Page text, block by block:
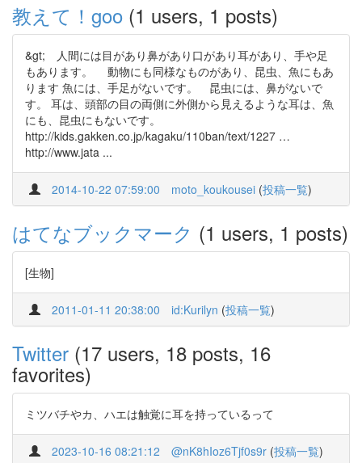
教えて！goo (1 users, 1 posts)
&gt; 人間には目があり鼻があり口があり耳があり、手や足
もあります。 動物にも同様なものがあり、昆虫、魚にもあ
ります 魚には、手足がないです。 昆虫には、鼻がないで
す。 耳は、頭部の目の両側に外側から見えるような耳は、魚
にも、昆虫にもないです。
http://kids.gakken.co.jp/kagaku/110ban/text/1227 …
http://www.jata ...
2014-10-22 07:59:00 moto_koukousei (投稿一覧)
はてなブックマーク (1 users, 1 posts)
[生物]
2011-01-11 20:38:00 id:Kurilyn (投稿一覧)
Twitter (17 users, 18 posts, 16
favorites)
ミツバチやカ、ハエは触覚に耳を持っているって
2023-10-16 08:21:12 @nK8hIoz6Tjf0s9r (投稿一覧)